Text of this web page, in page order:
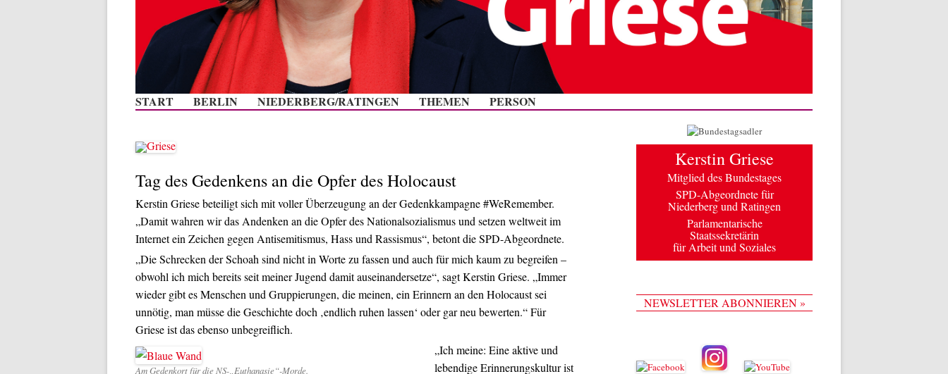
Zum Inhalt springen
START BERLIN NIEDERBERG/RATINGEN THEMEN PERSON
Tag des Gedenkens an die Opfer des Holocaust
Kerstin Griese beteiligt sich mit voller Überzeugung an der Gedenkkampagne #WeRemember.
„Damit wahren wir das Andenken an die Opfer des Nationalsozialismus und setzen weltweit im
Internet ein Zeichen gegen Antisemitismus, Hass und Rassismus“, betont die SPD-Abgeordnete.
„Die Schrecken der Schoah sind nicht in Worte zu fassen und auch für mich kaum zu begreifen –
obwohl ich mich bereits seit meiner Jugend damit auseinandersetze“, sagt Kerstin Griese. „Immer
wieder gibt es Menschen und Gruppierungen, die meinen, ein Erinnern an den Holocaust sei
unnötig, man müsse die Geschichte doch ‚endlich ruhen lassen‘ oder gar neu bewerten.“ Für
Griese ist das ebenso unbegreiflich.
Am Gedenkort für die NS-„Euthanasie“-Morde.
„Ich meine: Eine aktive und
lebendige Erinnerungskultur ist
Kerstin Griese
Mitglied des Bundestages
SPD-Abgeordnete für
Niederberg und Ratingen
Parlamentarische
Staatssekretärin
für Arbeit und Soziales
NEWSLETTER ABONNIEREN »